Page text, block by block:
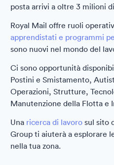
posta arrivi a oltre 3 milioni
Royal Mail offre ruoli
apprendistati e programmi
sono nuovi nel mondo del
Ci sono opportunità
Postini e Smistamento,
Operazioni, Strutture,
Manutenzione della Flotta e
Una ricerca di lavoro sul sito
Group ti aiuterà a esplorare
nella tua zona.